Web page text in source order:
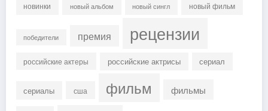
новинки новый альбом новый сингл новый фильм
победители премия рецензии
российские актеры российские актрисы сериал
сериалы сша фильм фильмы